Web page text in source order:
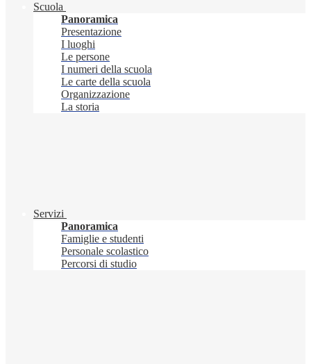
Scuola
Panoramica
Presentazione
I luoghi
Le persone
I numeri della scuola
Le carte della scuola
Organizzazione
La storia
Servizi
Panoramica
Famiglie e studenti
Personale scolastico
Percorsi di studio